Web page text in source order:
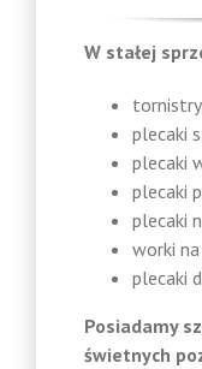
W stałej
tornistry,
plecaki
plecaki
plecaki
plecaki
worki na
plecaki
Posiadamy
świetnych